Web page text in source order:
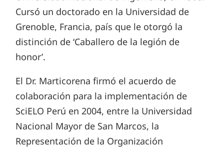
Cursó un doctorado en la Universidad de
Grenoble, Francia, país que le otorgó la
distinción de ‘Caballero de la legión de
honor’.
El Dr. Marticorena firmó el acuerdo de
colaboración para la implementación de
SciELO Perú en 2004, entre la Universidad
Nacional Mayor de San Marcos, la
Representación de la Organización